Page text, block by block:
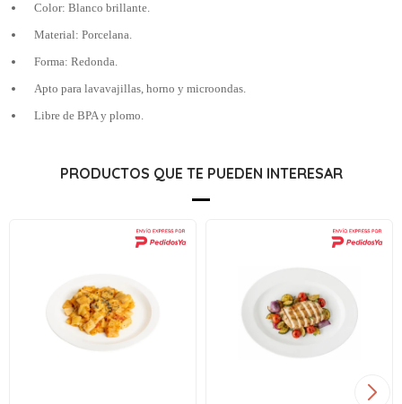
Color: Blanco brillante.
Material: Porcelana.
Forma: Redonda.
Apto para lavavajillas, horno y microondas.
Libre de BPA y plomo.
PRODUCTOS QUE TE PUEDEN INTERESAR